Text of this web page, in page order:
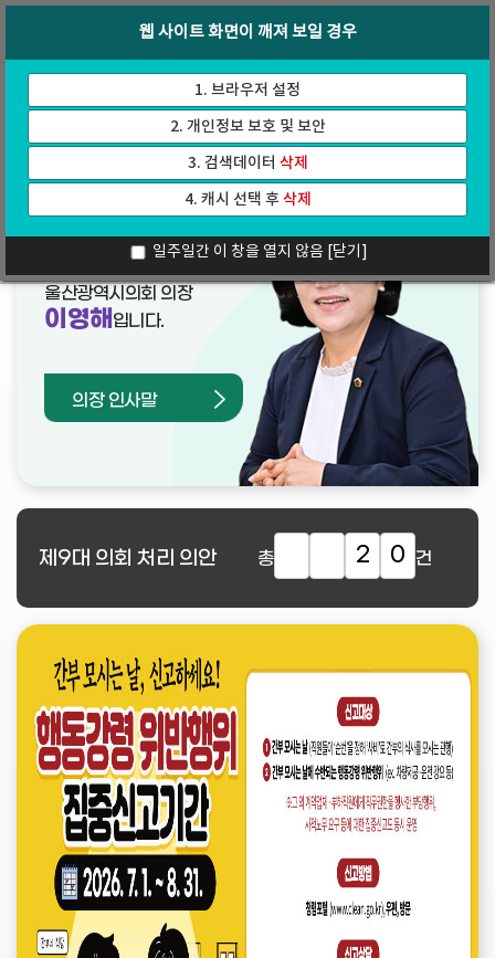
가
기
인터넷방송
웹 사이트 화면이 깨져 보일 경우
1. 브라우저 설정
2. 개인정보 보호 및 보안
3. 검색데이터 삭제
4. 캐시 선택 후삭제
일주일간 이 창을 열지 않음 [닫기]
열린의장실
울산광역시의회 의장
이영해 입니다.
의장 인사말
제9대 의회 처리 의안 총 2 0 건